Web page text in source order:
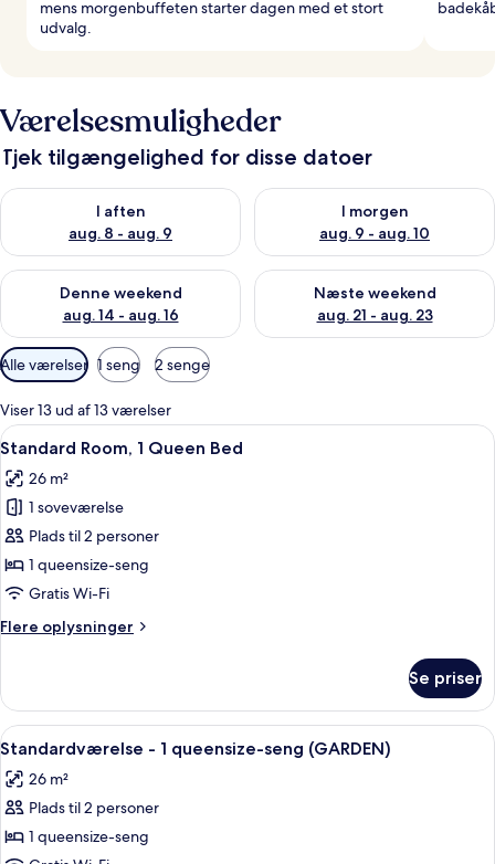
mens morgenbuffeten starter dagen med et stort
udvalg.
Værelsesmuligheder
Tjek tilgængelighed for disse datoer
I aften
aug. 8 - aug. 9
Tjek tilgængelighed for i aften aug. 8 - aug. 9
I morgen
aug. 9 - aug. 10
Tjek tilgængelighed for i
Denne weekend
aug. 14 - aug. 16
Tjek tilgængelighed for denne weekend aug. 14 - aug. 16
Næste weekend
aug. 21 - aug. 23
Tjek tilgængelighed for næste
Tilgængelige
filtre
for
værelser
Alle værelser 1 seng 2 senge
Viser 13 ud af 13 værelser
Indlæs
alle
billeder
af
Standard
Room,
1
Bed
Standard Room, 1 Queen Bed |
4
Standard Room, 1 Queen Bed
26 m²
1 soveværelse
Plads til 2 personer
1 queensize-seng
Gratis Wi-Fi
Flere oplysninger
Flere
Room,
Queen
Se priser
Indlæs
alle
billeder
af
Standardværelse
Et hotelværelse med en stor seng,
5
Standardværelse - 1 queensize-seng (GARDEN)
26 m²
Plads til 2 personer
1 queensize-seng